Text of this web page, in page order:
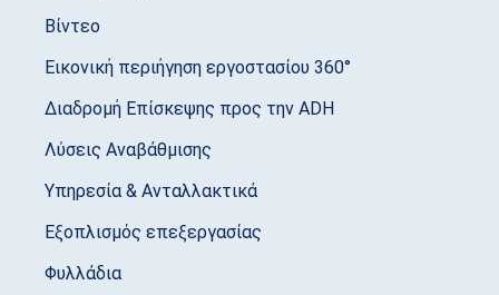
Βίντεο
Εικονική περιήγηση εργοστασίου 360°
Διαδρομή Επίσκεψης προς την ADH
Λύσεις Αναβάθμισης
Υπηρεσία & Ανταλλακτικά
Εξοπλισμός επεξεργασίας
Φυλλάδια